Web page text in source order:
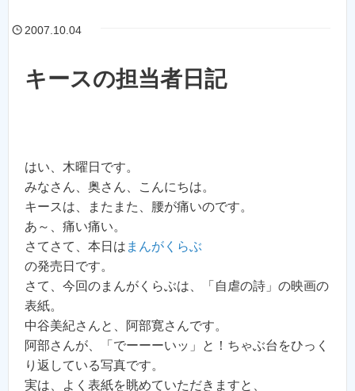
2007.10.04
キースの担当者日記
はい、木曜日です。
みなさん、奥さん、こんにちは。
キースは、またまた、腰が痛いのです。
あ～、痛い痛い。
さてさて、本日は まんがくらぶ
の発売日です。
さて、今回のまんがくらぶは、「自虐の詩」の映画の
表紙。
中谷美紀さんと、阿部寛さんです。
阿部さんが、「でーーーいッ」と！ちゃぶ台をひっく
り返している写真です。
実は、よく表紙を眺めていただきますと、